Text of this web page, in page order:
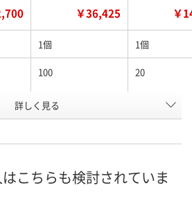
￥36,425 ￥
1個 1個
100 20
HE24551 HE24560
詳しく見る
こちらも検討されていま